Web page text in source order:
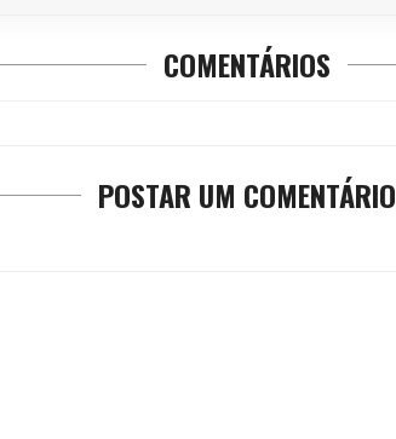
COMENTÁRIOS
POSTAR UM COMENTÁRIO